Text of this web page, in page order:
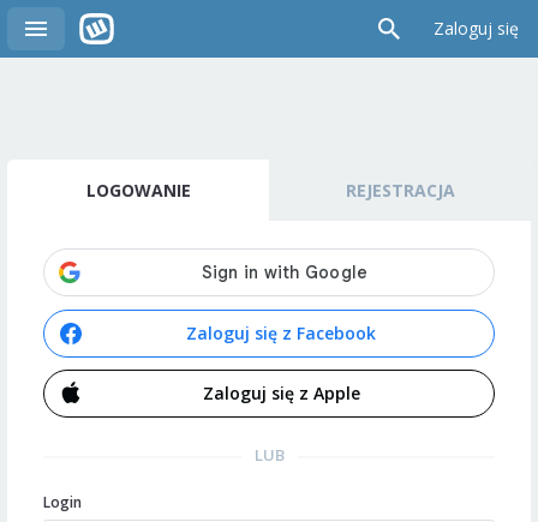
Zaloguj się
LOGOWANIE REJESTRACJA
Zaloguj się z Facebook
Zaloguj się z Apple
LUB
Login